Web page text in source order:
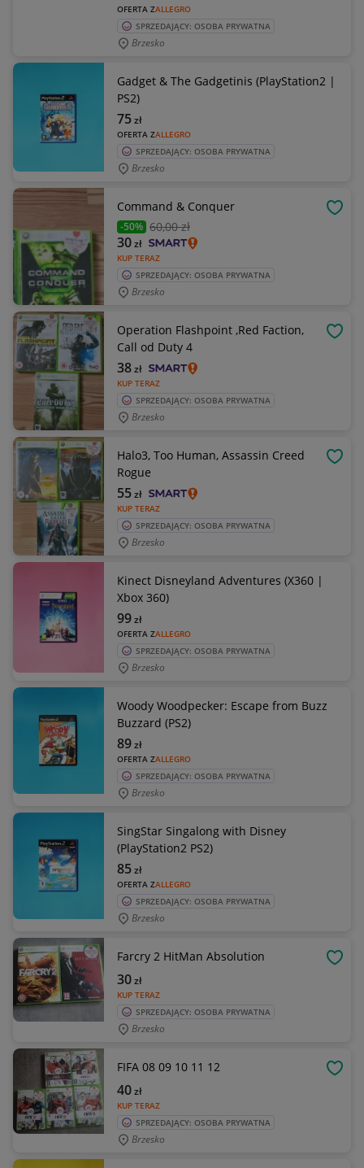
OFERTA ZALLEGRO
SPRZEDAJĄCY: OSOBA PRYWATNA
Brzesko
Gadget & The Gadgetinis (PlayStation2 |
PS2)
OFERTA ZALLEGRO
75zł
SPRZEDAJĄCY: OSOBA PRYWATNA
Brzesko
Command & Conquer
-50% 60,00 zł
KUP TERAZ
30zł
SPRZEDAJĄCY: OSOBA PRYWATNA
Brzesko
Operation Flashpoint ,Red Faction,
Call od Duty 4
KUP TERAZ
38zł
SPRZEDAJĄCY: OSOBA PRYWATNA
Brzesko
Halo3, Too Human, Assassin Creed
Rogue
KUP TERAZ
55zł
SPRZEDAJĄCY: OSOBA PRYWATNA
Brzesko
Kinect Disneyland Adventures (X360 |
Xbox 360)
OFERTA ZALLEGRO
99zł
SPRZEDAJĄCY: OSOBA PRYWATNA
Brzesko
Woody Woodpecker: Escape from Buzz
Buzzard (PS2)
OFERTA ZALLEGRO
89zł
SPRZEDAJĄCY: OSOBA PRYWATNA
Brzesko
SingStar Singalong with Disney
(PlayStation2 PS2)
OFERTA ZALLEGRO
85zł
SPRZEDAJĄCY: OSOBA PRYWATNA
Brzesko
Farcry 2 HitMan Absolution
KUP TERAZ
30zł
SPRZEDAJĄCY: OSOBA PRYWATNA
Brzesko
FIFA 08 09 10 11 12
KUP TERAZ
40zł
SPRZEDAJĄCY: OSOBA PRYWATNA
Brzesko